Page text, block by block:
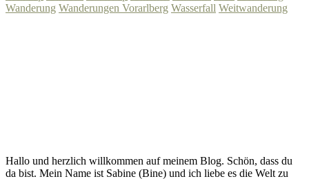
Wanderung Wanderungen Vorarlberg Wasserfall Weitwanderung
Hallo und herzlich willkommen auf meinem Blog. Schön, dass du
da bist. Mein Name ist Sabine (Bine) und ich liebe es die Welt zu